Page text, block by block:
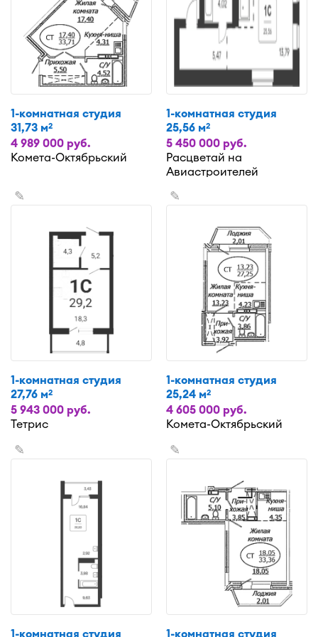
1-комнатная студия
31,73 м2
4 989 000 руб.
Комета-Октябрьский
1-комнатная студия
25,56 м2
5 450 000 руб.
Расцветай на
Авиастроителей
✎
1-комнатная студия
27,76 м2
5 943 000 руб.
Тетрис
✎
1-комнатная студия
25,24 м2
4 605 000 руб.
Комета-Октябрьский
✎
1-комнатная студия
✎
1-комнатная студия